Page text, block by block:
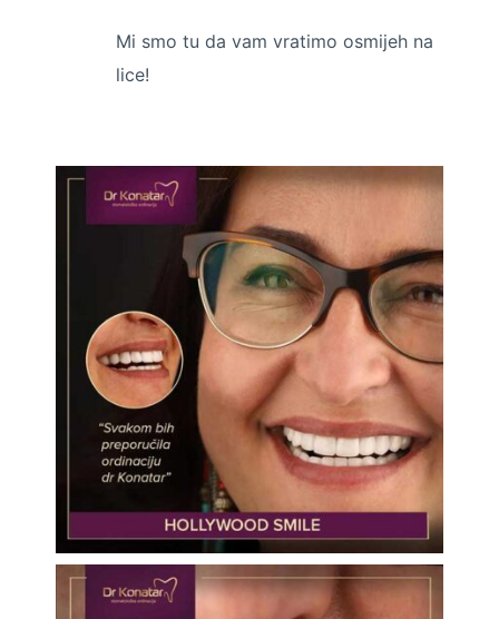
Mi smo tu da vam vratimo osmijeh na
lice!